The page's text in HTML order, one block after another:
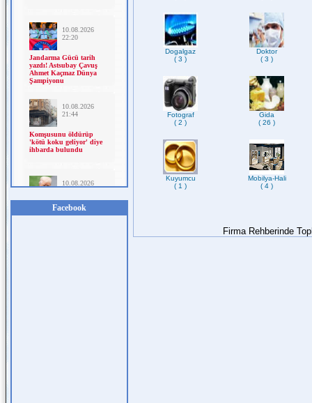
Facebook
Dogalgaz
( 3 )
Doktor
( 3 )
Fotograf
( 2 )
Gida
( 26 )
Kuyumcu
( 1 )
Mobilya-Hali
( 4 )
Firma Rehberinde